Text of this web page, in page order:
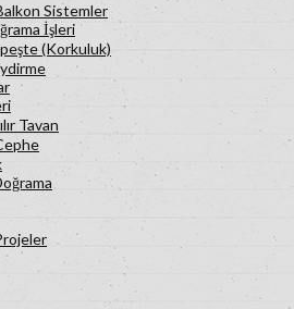
Sistemler
İşleri
(Korkuluk)
Tavan